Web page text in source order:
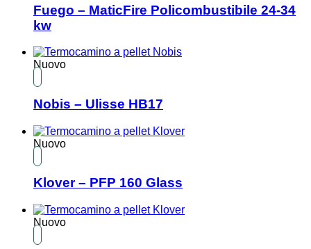
Fuego – MaticFire Policombustibile 24-34
kw
Nuovo
Nobis – Ulisse HB17
Nuovo
Klover – PFP 160 Glass
Nuovo